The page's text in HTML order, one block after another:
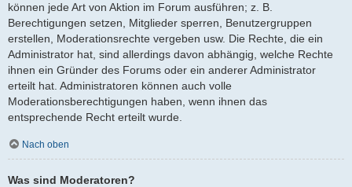
können jede Art von Aktion im Forum ausführen; z. B.
Berechtigungen setzen, Mitglieder sperren, Benutzergruppen
erstellen, Moderationsrechte vergeben usw. Die Rechte, die ein
Administrator hat, sind allerdings davon abhängig, welche Rechte
ihnen ein Gründer des Forums oder ein anderer Administrator
erteilt hat. Administratoren können auch volle
Moderationsberechtigungen haben, wenn ihnen das
entsprechende Recht erteilt wurde.
Nach oben
Was sind Moderatoren?